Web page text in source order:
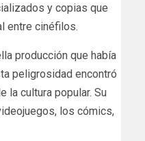
y copias que
entre cinéfilos.
producción que había
peligrosidad encontró
la cultura popular. Su
los cómics,